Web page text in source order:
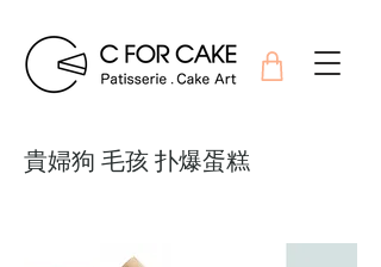
貴婦狗 毛孩 扑爆蛋糕